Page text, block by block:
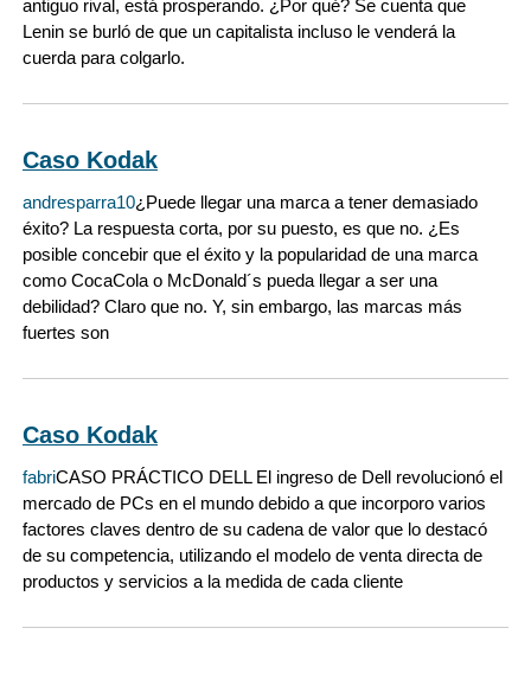
antiguo rival, está prosperando. ¿Por qué? Se cuenta que
Lenin se burló de que un capitalista incluso le venderá la
cuerda para colgarlo.
Caso Kodak
andresparra10¿Puede llegar una marca a tener demasiado
éxito? La respuesta corta, por su puesto, es que no. ¿Es
posible concebir que el éxito y la popularidad de una marca
como CocaCola o McDonald´s pueda llegar a ser una
debilidad? Claro que no. Y, sin embargo, las marcas más
fuertes son
Caso Kodak
fabriCASO PRÁCTICO DELL El ingreso de Dell revolucionó el
mercado de PCs en el mundo debido a que incorporo varios
factores claves dentro de su cadena de valor que lo destacó
de su competencia, utilizando el modelo de venta directa de
productos y servicios a la medida de cada cliente